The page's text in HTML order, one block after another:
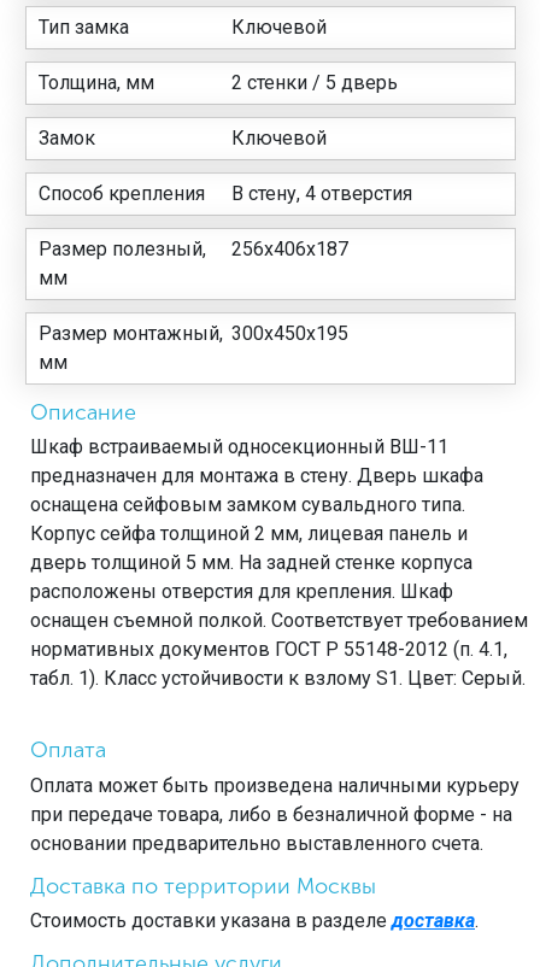
Тип замка Ключевой
Толщина, мм 2 стенки / 5 дверь
Замок Ключевой
Способ крепления В стену, 4 отверстия
Размер полезный,
мм
256x406x187
Размер монтажный,
мм
300x450x195
Описание
Шкаф встраиваемый односекционный ВШ-11
предназначен для монтажа в стену. Дверь шкафа
оснащена сейфовым замком сувальдного типа.
Корпус сейфа толщиной 2 мм, лицевая панель и
дверь толщиной 5 мм. На задней стенке корпуса
расположены отверстия для крепления. Шкаф
оснащен съемной полкой. Соответствует требованием
нормативных документов ГОСТ Р 55148-2012 (п. 4.1,
табл. 1). Класс устойчивости к взлому S1. Цвет: Серый.
Оплата
Оплата может быть произведена наличными курьеру
при передаче товара, либо в безналичной форме - на
основании предварительно выставленного счета.
Доставка по территории Москвы
Стоимость доставки указана в разделедоставка.